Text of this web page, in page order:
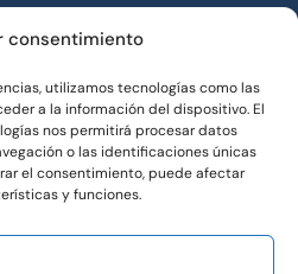
consentimiento
utilizamos tecnologías como las
a la información del dispositivo. El
nos permitirá procesar datos
o las identificaciones únicas
el consentimiento, puede afectar
y funciones.